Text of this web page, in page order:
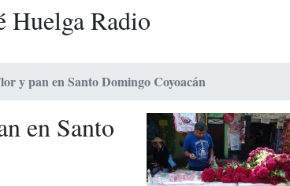
Huelga Radio
y pan en Santo Domingo Coyoacán
en Santo